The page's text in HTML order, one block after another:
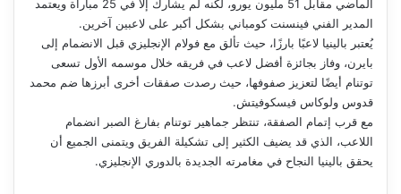
الماضي مقابل 51 مليون يورو، لكنه لم يشارك إلا في 25 مباراة ويعتمد
المدير الفني فينسنت كومباني بشكل أكبر على لاعبين آخرين.
يُعتبر بالينيا لاعبًا بارزًا، حيث تألق مع فولام الإنجليزي قبل الانضمام إلى
بايرن، وفاز بجائزة أفضل لاعب في فريقه خلال موسمه الأول تسعى
توتنام أيضًا لتعزيز صفوفها، حيث رصدت صفقات أخرى أبرزها ضم محمد
قدوس ولوكاس فيسكوفيتش.
مع قرب إتمام الصفقة، تنتظر جماهير توتنام بفارغ الصبر انضمام
اللاعب، الذي قد يضيف الكثير إلى تشكيلة الفريق ويتمنى الجميع أن
يحقق بالينيا النجاح في مغامرته الجديدة بالدوري الإنجليزي.